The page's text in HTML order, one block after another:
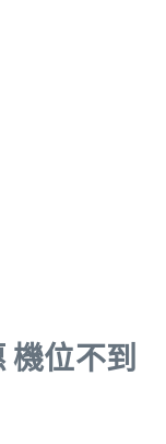
機位不到